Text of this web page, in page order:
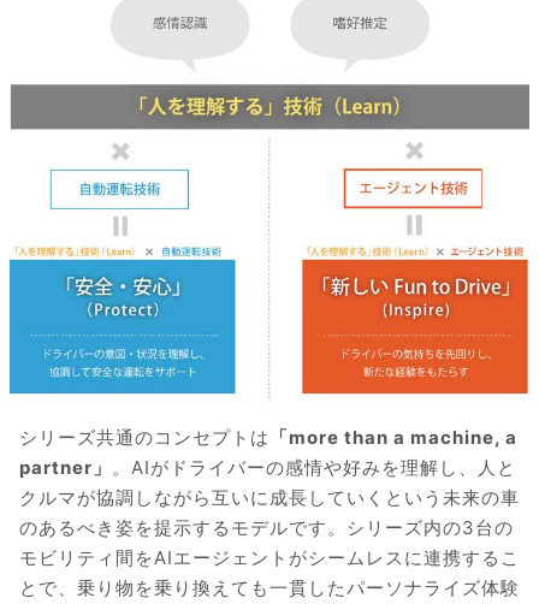
シリーズ共通のコンセプトは 「more than a machine, a
partner」 。AIがドライバーの感情や好みを理解し、人と
クルマが協調しながら互いに成長していくという未来の車
のあるべき姿を提示するモデルです。シリーズ内の3台の
モビリティ間をAIエージェントがシームレスに連携するこ
とで、乗り物を乗り換えても一貫したパーソナライズ体験